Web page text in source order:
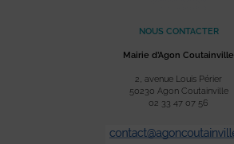
NOUS CONTACTER
Mairie d’Agon Coutainville
2, avenue Louis Périer
50230 Agon Coutainville
02 33 47 07 56